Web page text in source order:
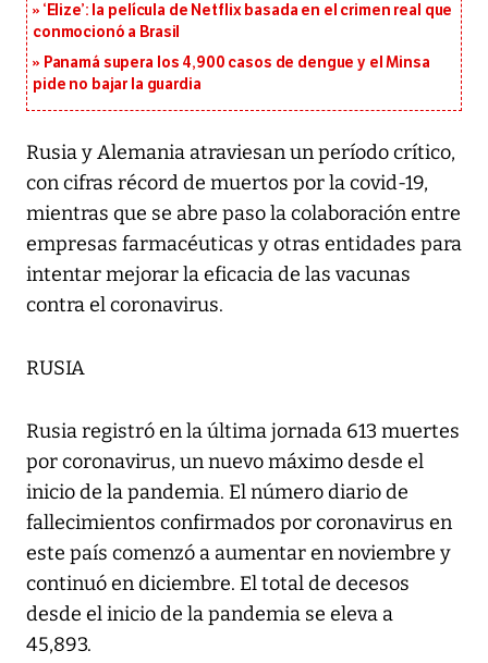
‘Elize’: la película de Netflix basada en el crimen real que
conmocionó a Brasil
Panamá supera los 4,900 casos de dengue y el Minsa
pide no bajar la guardia
Rusia y Alemania atraviesan un período crítico,
con cifras récord de muertos por la covid-19,
mientras que se abre paso la colaboración entre
empresas farmacéuticas y otras entidades para
intentar mejorar la eficacia de las vacunas
contra el coronavirus.
RUSIA
Rusia registró en la última jornada 613 muertes
por coronavirus, un nuevo máximo desde el
inicio de la pandemia. El número diario de
fallecimientos confirmados por coronavirus en
este país comenzó a aumentar en noviembre y
continuó en diciembre. El total de decesos
desde el inicio de la pandemia se eleva a
45,893.